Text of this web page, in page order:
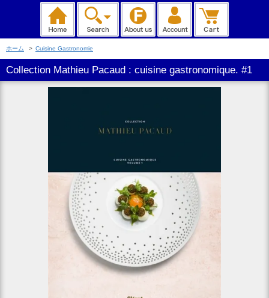
ホーム > Cuisine Gastronomie
Collection Mathieu Pacaud : cuisine gastronomique. #1